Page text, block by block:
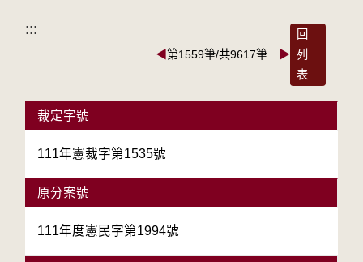
:::
◀第1559筆/共9617筆 ▶
回
列
表
裁定字號
111年憲裁字第1535號
原分案號
111年度憲民字第1994號